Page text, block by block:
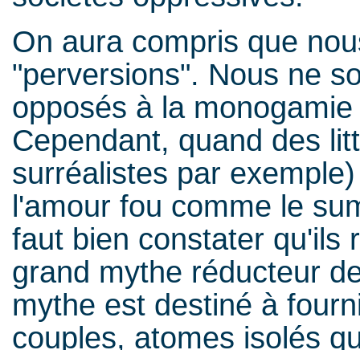
On aura compris que
"perversions". Nous ne
opposés à la
Cependant, quand des
surréalistes par
l'amour fou comme le
faut bien constater qu'ils
grand mythe réducteur
mythe est destiné à
couples, atomes isolés